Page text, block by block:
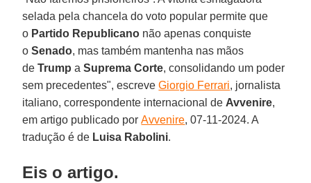
selada pela chancela do voto popular permite que
o Partido Republicano não apenas conquiste
oSenado, mas também mantenha nas mãos
deTrump aSuprema Corte, consolidando um poder
sem precedentes", escreveGiorgio Ferrari, jornalista
italiano, correspondente internacional de Avvenire,
em artigo publicado porAvvenire, 07-11-2024. A
tradução é de Luisa Rabolini.
Eis o artigo.